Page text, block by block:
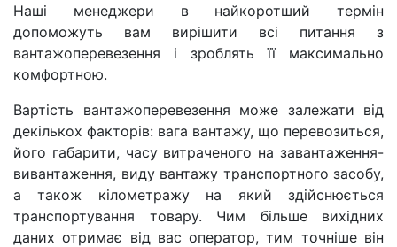
Наші менеджери в найкоротший термін
допоможуть вам вирішити всі питання з
вантажоперевезення і зроблять її максимально
комфортною.
Вартість вантажоперевезення може залежати від
декількох факторів: вага вантажу, що перевозиться,
його габарити, часу витраченого на завантаження-
вивантаження, виду вантажу транспортного засобу,
а також кілометражу на який здійснюється
транспортування товару. Чим більше вихідних
даних отримає від вас оператор, тим точніше він